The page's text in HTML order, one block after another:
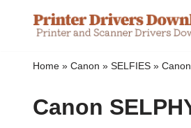
Meteen
Home » Canon » SELFIES »
Canon